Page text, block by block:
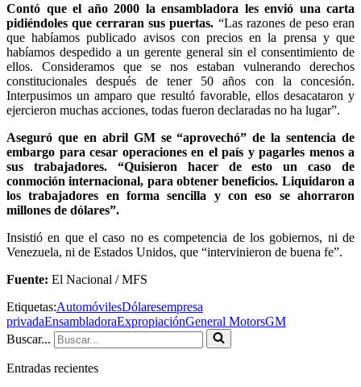
Contó que el año 2000 la ensambladora les envió una carta
pidiéndoles que cerraran sus puertas. “Las razones de peso eran
que habíamos publicado avisos con precios en la prensa y que
habíamos despedido a un gerente general sin el consentimiento de
ellos. Consideramos que se nos estaban vulnerando derechos
constitucionales después de tener 50 años con la concesión.
Interpusimos un amparo que resultó favorable, ellos desacataron y
ejercieron muchas acciones, todas fueron declaradas no ha lugar”.
Aseguró que en abril GM se “aprovechó” de la sentencia de
embargo para cesar operaciones en el país y pagarles menos a
sus trabajadores. “Quisieron hacer de esto un caso de
conmoción internacional, para obtener beneficios. Liquidaron a
los trabajadores en forma sencilla y con eso se ahorraron
millones de dólares”.
Insistió en que el caso no es competencia de los gobiernos, ni de
Venezuela, ni de Estados Unidos, que “intervinieron de buena fe”.
Fuente: El Nacional / MFS
Etiquetas:AutomóvilesDólaresempresa
privadaEnsambladoraExpropiaciónGeneral MotorsGM
Buscar...
Entradas recientes